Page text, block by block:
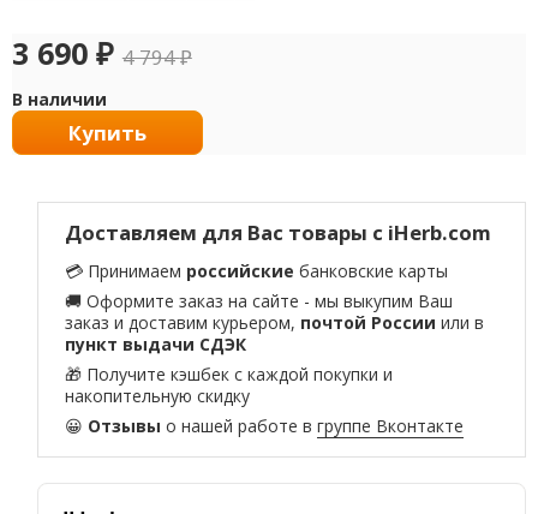
3 690 ₽ 4 794₽
В наличии
Купить
Доставляем для Вас товары с iHerb.com
💳 Принимаем российские банковские карты
🚚 Оформите заказ на сайте - мы выкупим Ваш
заказ и доставим курьером, почтой России или в
пункт выдачи СДЭК
🎁 Получите кэшбек с каждой покупки и
накопительную скидку
😀 Отзывы о нашей работе вгруппе Вконтакте